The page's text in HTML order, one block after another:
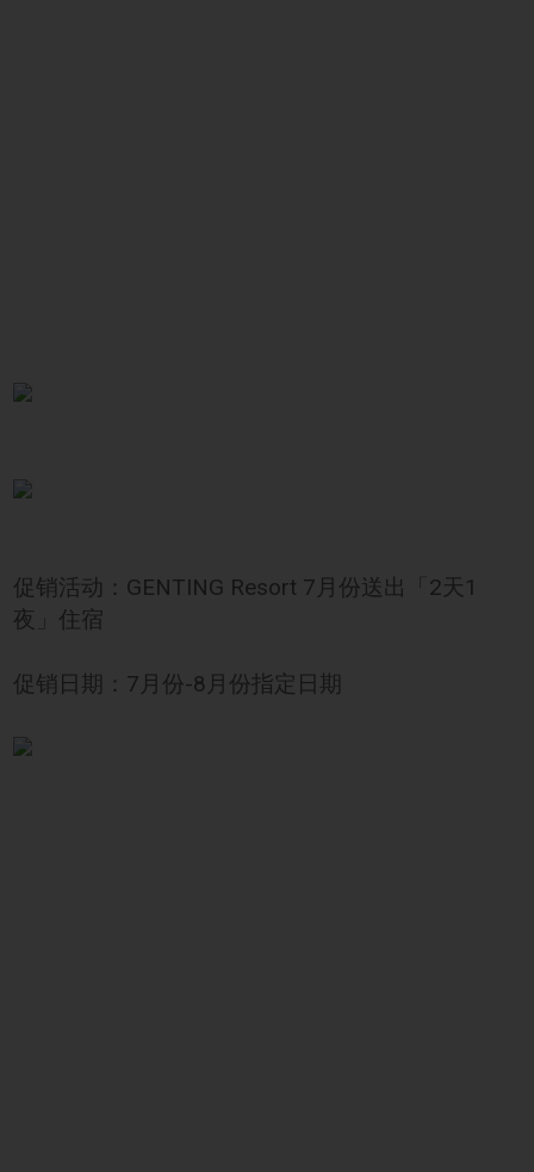
促销活动：GENTING Resort 7月份送出「2天1
夜」住宿
促销日期：7月份-8月份指定日期